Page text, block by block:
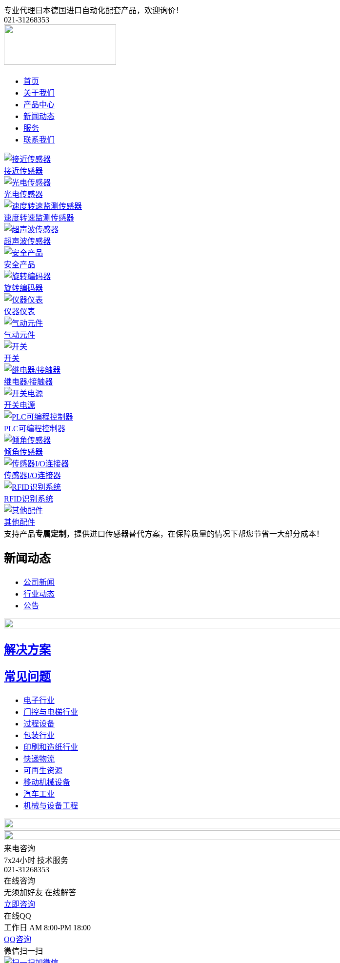
专业代理日本德国进口自动化配套产品，欢迎询价！
021-31268353
首页
关于我们
产品中心
新闻动态
服务
联系我们
接近传感器
光电传感器
速度转速监测传感器
超声波传感器
安全产品
旋转编码器
仪器仪表
气动元件
开关
继电器/接触器
开关电源
PLC可编程控制器
倾角传感器
传感器I/O连接器
RFID识别系统
其他配件
支持产品专属定制 ，提供进口传感器替代方案，在保障质量的情况下帮您节省一大部分成本！
新闻动态
公司新闻
行业动态
公告
解决方案
常见问题
电子行业
门控与电梯行业
过程设备
包装行业
印刷和造纸行业
快递物流
可再生资源
移动机械设备
汽车工业
机械与设备工程
来电咨询
7x24小时 技术服务
021-31268353
在线咨询
无须加好友 在线解答
立即咨询
在线QQ
工作日 AM 8:00-PM 18:00
QQ咨询
微信扫一扫